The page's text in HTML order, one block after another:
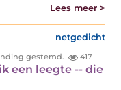
Lees meer >
netgedicht
gestemd. 417
een leegte -- die